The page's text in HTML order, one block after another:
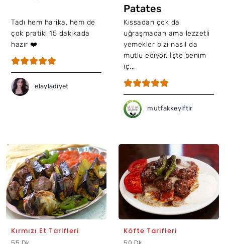
Tadı hem harika, hem de
çok pratik! 15 dakikada
hazır ❤️
elayladiyet
Patates
Kıssadan çok da
uğraşmadan ama lezzetli
yemekler bizi nasıl da
mutlu ediyor. İşte benim
iç...
mutfakkeyiftir
Kırmızı Et Tarifleri
Köfte Tarifleri